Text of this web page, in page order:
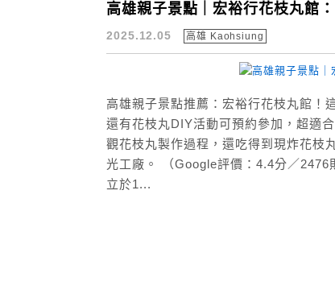
高雄親子旅遊
高雄親子景點｜宏裕行花枝丸館
2025.12.05 高雄 Kaohsiung
高雄親子景點推薦：宏裕行花枝丸館！
還有花枝丸DIY活動可預約參加，超適
觀花枝丸製作過程，還吃得到現炸花枝
光工廠。 （Google評價：4.4分／2476
立於1...